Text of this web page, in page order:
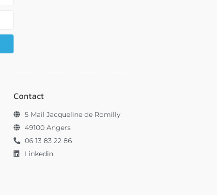
Contact
5 Mail Jacqueline de Romilly
49100 Angers
06 13 83 22 86
Linkedin